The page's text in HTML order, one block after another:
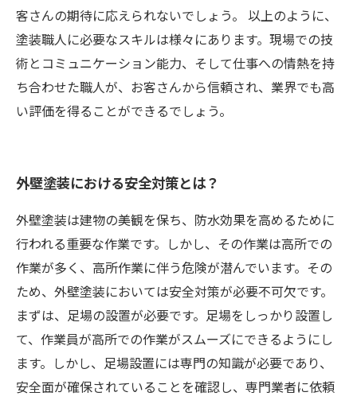
客さんの期待に応えられないでしょう。 以上のように、
塗装職人に必要なスキルは様々にあります。現場での技
術とコミュニケーション能力、そして仕事への情熱を持
ち合わせた職人が、お客さんから信頼され、業界でも高
い評価を得ることができるでしょう。
外壁塗装における安全対策とは？
外壁塗装は建物の美観を保ち、防水効果を高めるために
行われる重要な作業です。しかし、その作業は高所での
作業が多く、高所作業に伴う危険が潜んでいます。その
ため、外壁塗装においては安全対策が必要不可欠です。
まずは、足場の設置が必要です。足場をしっかり設置し
て、作業員が高所での作業がスムーズにできるようにし
ます。しかし、足場設置には専門の知識が必要であり、
安全面が確保されていることを確認し、専門業者に依頼